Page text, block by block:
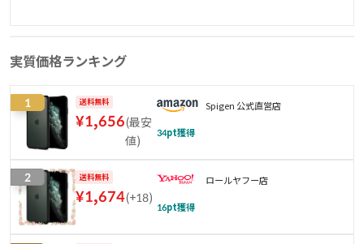
実質価格ランキング
1 送料無料
¥1,656(最安
値)
Spigen 公式直営店
34pt獲得
2 送料無料
¥1,674(+18)
ロールヤフー店
16pt獲得